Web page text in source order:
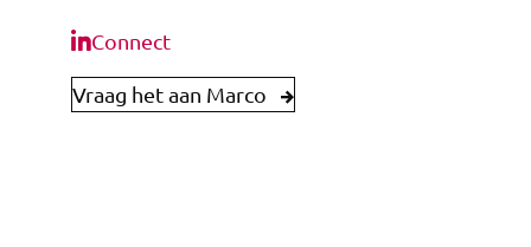
Connect
Vraag het aan Marco